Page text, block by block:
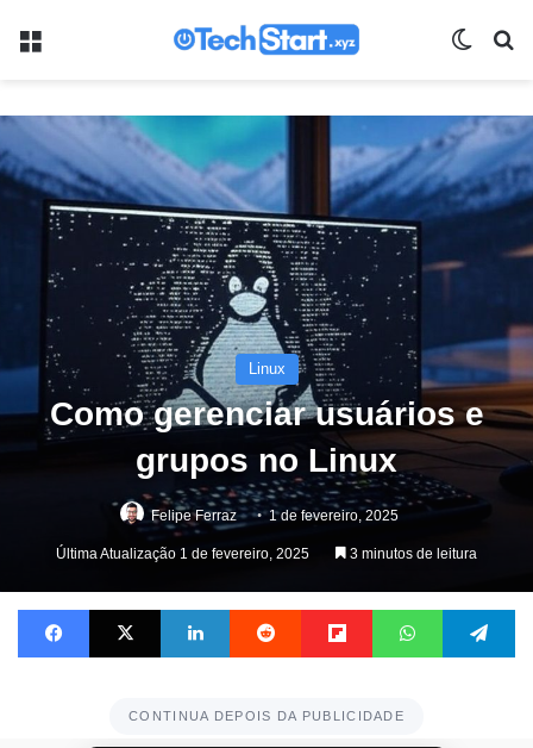
Menu
Linux
Como gerenciar usuários e
grupos no Linux
Felipe Ferraz 1 de fevereiro, 2025
Última Atualização 1 de fevereiro, 2025 3 minutos de leitura
Facebook X Linkedin Reddit Flipboard WhatsApp
CONTINUA DEPOIS DA PUBLICIDADE